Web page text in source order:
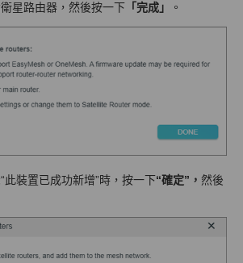
星路由器，然後按一下 「完成」 。
“此裝置已成功新增”時，按一下“確定”， 然後